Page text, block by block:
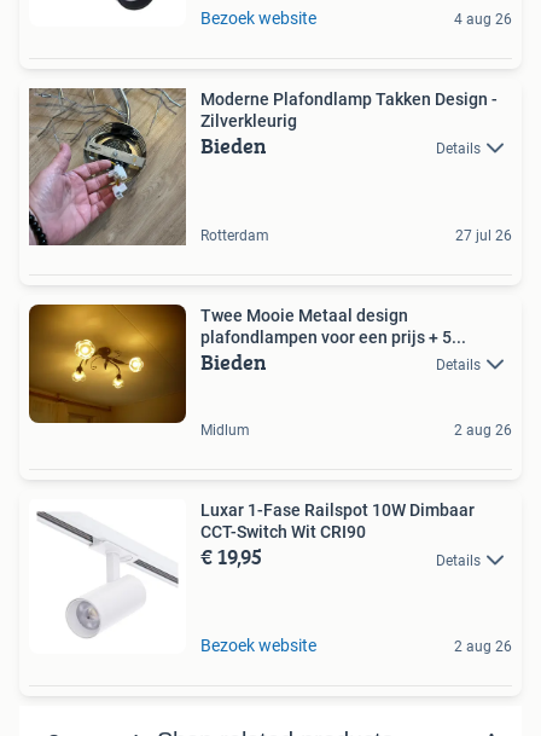
Bezoek website 4 aug 26
Moderne Plafondlamp Takken Design -
Zilverkleurig
Bieden Details
Rotterdam 27 jul 26
Twee Mooie Metaal design
plafondlampen voor een prijs + 5...
Bieden Details
Midlum 2 aug 26
Luxar 1-Fase Railspot 10W Dimbaar
CCT-Switch Wit CRI90
€ 19,95 Details
Bezoek website 2 aug 26